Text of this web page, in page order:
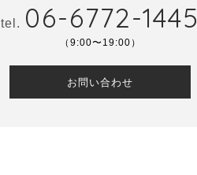
tel. 06-6772-1445
（9:00〜19:00）
お問い合わせ